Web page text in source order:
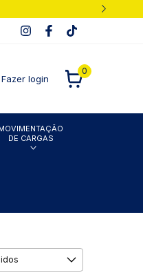
Fazer login
0
DE CARGAS